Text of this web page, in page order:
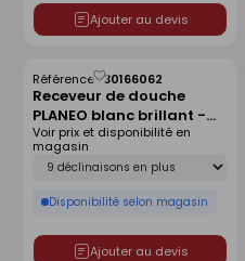
Ajouter au devis
Receveur de douche
PLANEO blanc brillant -
160 x 80 cm
Référence :30166062
Déclinaison
Disponibilité selon magasin
Voir prix et disponibilité en
magasin
Ajouter au devis
Enregistrer
comme
liste